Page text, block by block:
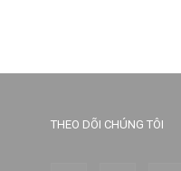
THEO DÕI CHÚNG TÔI